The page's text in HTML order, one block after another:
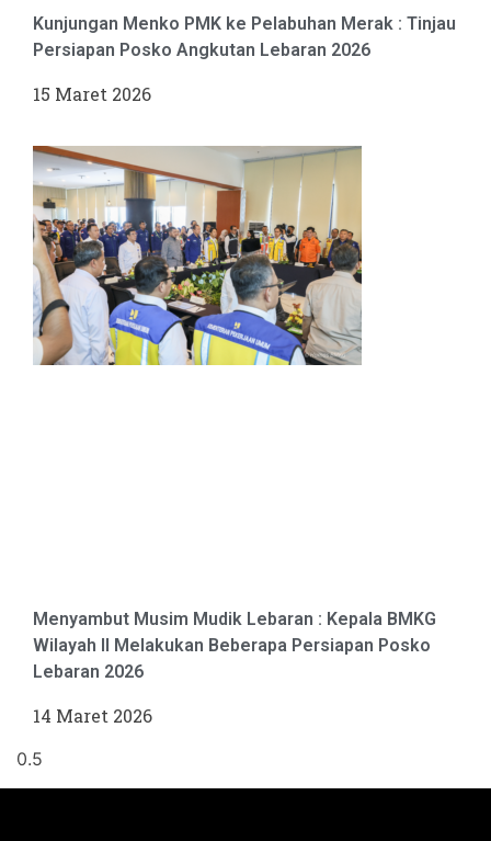
Kunjungan Menko PMK ke Pelabuhan Merak : Tinjau
Persiapan Posko Angkutan Lebaran 2026
15 Maret 2026
Menyambut Musim Mudik Lebaran : Kepala BMKG
Wilayah II Melakukan Beberapa Persiapan Posko
Lebaran 2026
14 Maret 2026